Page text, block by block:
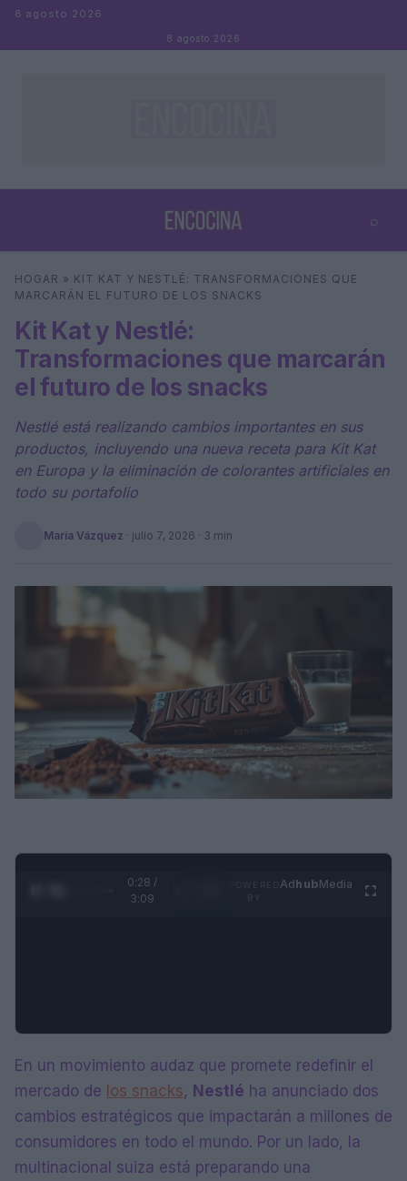
Saltar al contenido
8 agosto 2026
8 agosto 2026
⌕
Buscar ⌕
HOGAR » KIT KAT Y NESTLÉ: TRANSFORMACIONES QUE
MARCARÁN EL FUTURO DE LOS SNACKS
Kit Kat y Nestlé:
Transformaciones que marcarán
el futuro de los snacks
Nestlé está realizando cambios importantes en sus
productos, incluyendo una nueva receta para Kit Kat
en Europa y la eliminación de colorantes artificiales en
todo su portafolio
María Vázquez · julio 7, 2026 · 3 min
0:29 /
3:09
AdhubMedia
En un movimiento audaz que promete redefinir el
mercado de los snacks, Nestlé ha anunciado dos
cambios estratégicos que impactarán a millones de
consumidores en todo el mundo. Por un lado, la
multinacional suiza está preparando una